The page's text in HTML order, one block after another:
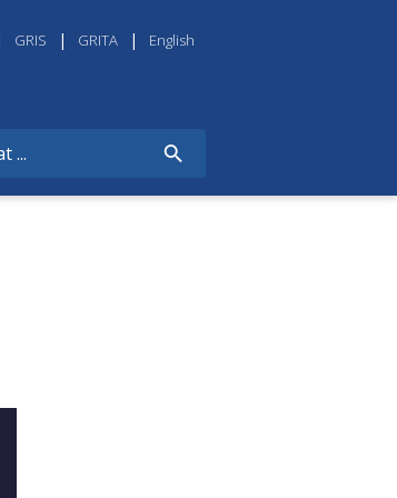
GRIS GRITA English